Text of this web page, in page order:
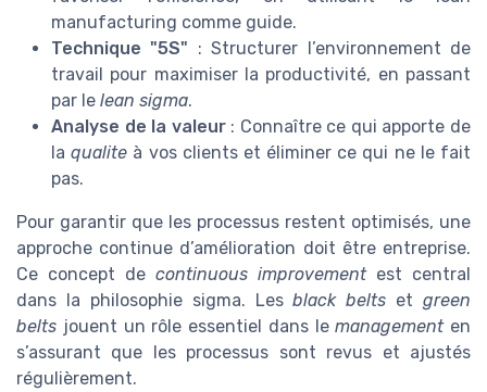
manufacturing comme guide.
Technique "5S" : Structurer l’environnement de
travail pour maximiser la productivité, en passant
par le lean sigma.
Analyse de la valeur: Connaître ce qui apporte de
laqualite à vos clients et éliminer ce qui ne le fait
pas.
Pour garantir que les processus restent optimisés, une
approche continue d’amélioration doit être entreprise.
Ce concept de continuous improvementest central
dans la philosophie sigma. Lesblack belts et green
belts jouent un rôle essentiel dans lemanagementen
s’assurant que les processus sont revus et ajustés
régulièrement.